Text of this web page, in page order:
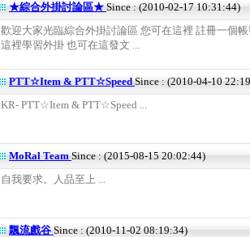
★綜合外掛討論區★ Since : (2010-02-17 10:31:44)
歡迎大家光臨綜合外掛討論區 您可在這裡 註冊一個
這裡學習外掛 也可在這發文 ...
PTT☆Item & PTT☆SpeedSince : (2010-04-10
KR- PTT☆Item & PTT☆Speed ...
MoRal Team Since : (2015-08-15 20:02:44)
自我要求。人品至上 ...
飄流戲谷Since : (2010-11-02 08:19:34)